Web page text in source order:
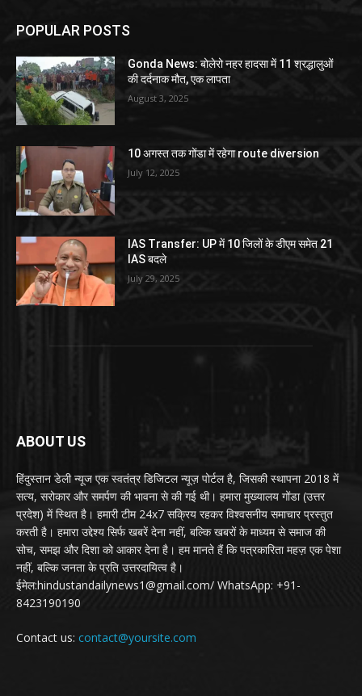
POPULAR POSTS
Gonda News: बोलेरो नहर हादसा में 11 श्रद्धालुओं
की दर्दनाक मौत, एक लापता
August 3, 2025
10 अगस्त तक गोंडा में रहेगा route diversion
July 12, 2025
IAS Transfer: UP में 10 जिलों के डीएम समेत 21
IAS बदले
July 29, 2025
ABOUT US
हिंदुस्तान डेली न्यूज एक स्वतंत्र डिजिटल न्यूज़ पोर्टल है, जिसकी स्थापना 2018 में
सत्य, सरोकार और समर्पण की भावना से की गई थी। हमारा मुख्यालय गोंडा (उत्तर
प्रदेश) में स्थित है। हमारी टीम 24x7 सक्रिय रहकर विश्वसनीय समाचार प्रस्तुत
करती है। हमारा उद्देश्य सिर्फ खबरें देना नहीं, बल्कि खबरों के माध्यम से समाज की
सोच, समझ और दिशा को आकार देना है। हम मानते हैं कि पत्रकारिता महज़ एक पेशा
नहीं, बल्कि जनता के प्रति उत्तरदायित्व है।
ईमेल:hindustandailynews1@gmail.com/ WhatsApp: +91-
8423190190
Contact us: contact@yoursite.com